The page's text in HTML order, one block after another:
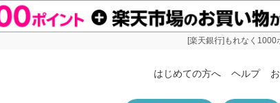
[楽天銀行]もれなく1000
はじめての方へ ヘルプ